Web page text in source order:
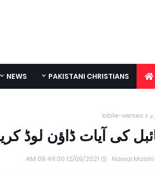
PAKISTANI CHRISTIANS
NEWS
bible-verses
کی آیات ڈاؤن لوڈ
Nawai Masihi
12/09/2021 09:49:00 AM